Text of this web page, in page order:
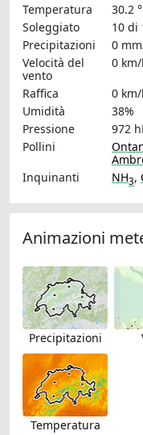
Temperatura
30.2
Soleggiato
10 di
Precipitazioni
0
Velocità del
vento
0
Raffica
0
Umidità
38%
Pressione
972
Pollini
Inquinanti
NH3,
Animazioni
Precipitazioni
Temperatura